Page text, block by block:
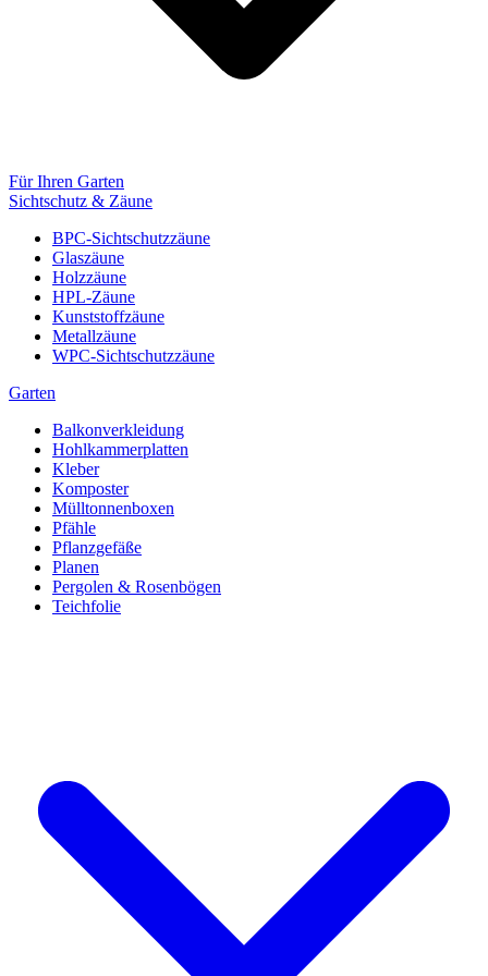
Für Ihren Garten
Sichtschutz & Zäune
BPC-Sichtschutzzäune
Glaszäune
Holzzäune
HPL-Zäune
Kunststoffzäune
Metallzäune
WPC-Sichtschutzzäune
Garten
Balkonverkleidung
Hohlkammerplatten
Kleber
Komposter
Mülltonnenboxen
Pfähle
Pflanzgefäße
Planen
Pergolen & Rosenbögen
Teichfolie